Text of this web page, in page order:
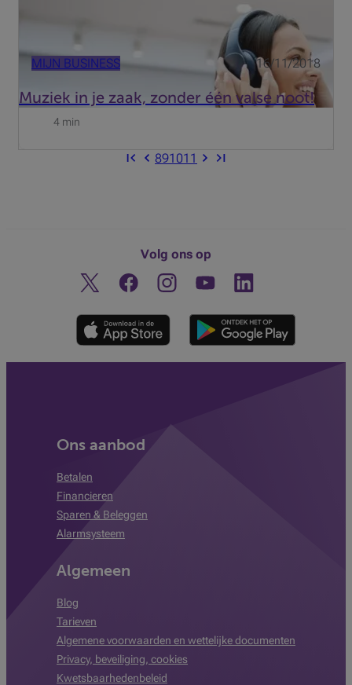
MIJN BUSINESS 16/11/2018
Muziek in je zaak, zonder één valse noot!
4 min
891011
Volg ons op
Twitter FacebookInstagramOntdek ons YouTube-kanaal
Linkedin
Ons aanbod
Betalen
Financieren
Sparen & Beleggen
Alarmsysteem
Algemeen
Blog
Tarieven
Algemene voorwaarden en wettelijke documenten
Privacy, beveiliging, cookies
Kwetsbaarhedenbeleid